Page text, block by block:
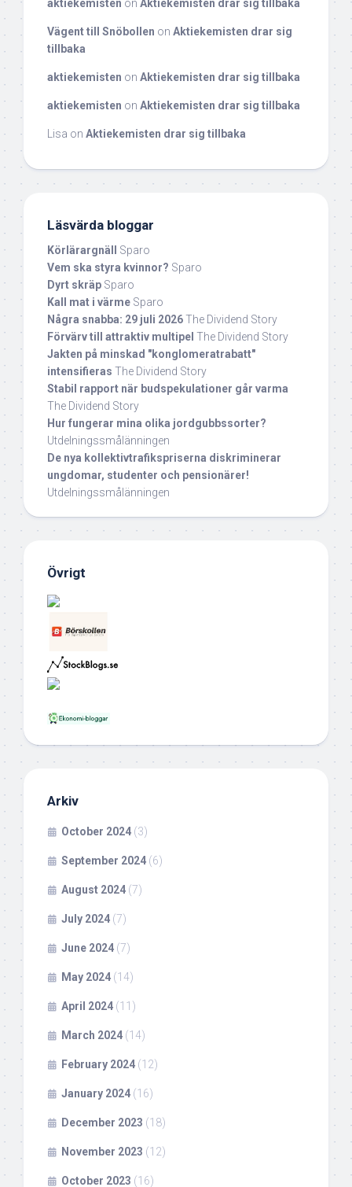
aktiekemisten on Aktiekemisten drar sig tillbaka
Vägent till Snöbollen on Aktiekemisten drar sig
tillbaka
aktiekemisten on Aktiekemisten drar sig tillbaka
aktiekemisten on Aktiekemisten drar sig tillbaka
Lisa on Aktiekemisten drar sig tillbaka
Läsvärda bloggar
Körlärargnäll
Sparo
Vem ska styra kvinnor? Sparo
Dyrt skräp Sparo
Kall mat i värme Sparo
Några snabba: 29 juli 2026The Dividend Story
Förvärv till attraktiv multipel The Dividend Story
Jakten på minskad "konglomeratrabatt"
intensifieras The Dividend Story
Stabil rapport när budspekulationer går varma
The Dividend Story
Hur fungerar mina olika jordgubbssorter?
Utdelningssmålänningen
De nya kollektivtrafikspriserna diskriminerar
ungdomar, studenter och pensionärer!
Utdelningssmålänningen
Övrigt
Arkiv
October 2024 (3)
September 2024 (6)
August 2024 (7)
July 2024 (7)
June 2024 (7)
May 2024 (14)
April 2024 (11)
March 2024 (14)
February 2024 (12)
January 2024 (16)
December 2023 (18)
November 2023 (12)
October 2023 (16)